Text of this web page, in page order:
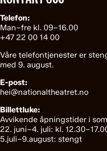
Telefon:
Man–fre kl. 09–16.00
+47 22 00 14 00
Våre telefontjenester er
med 9. august.
E-post:
hei@nationaltheatret.no
Billettluke:
Avvikende åpningstider i
22. juni–4. juli: kl.
5.juli–9.august: stengt